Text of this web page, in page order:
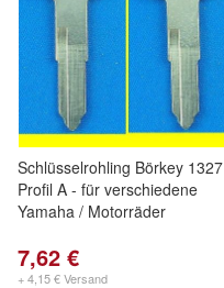
Schlüsselrohling Börkey 1327
Profil A - für verschiedene
Yamaha / Motorräder
7,62 €
+ 4,15 € Versand